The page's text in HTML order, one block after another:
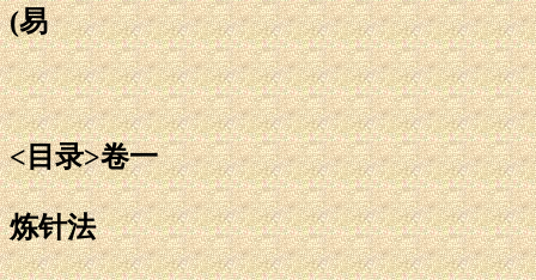
(易
<目录>卷一
炼针法